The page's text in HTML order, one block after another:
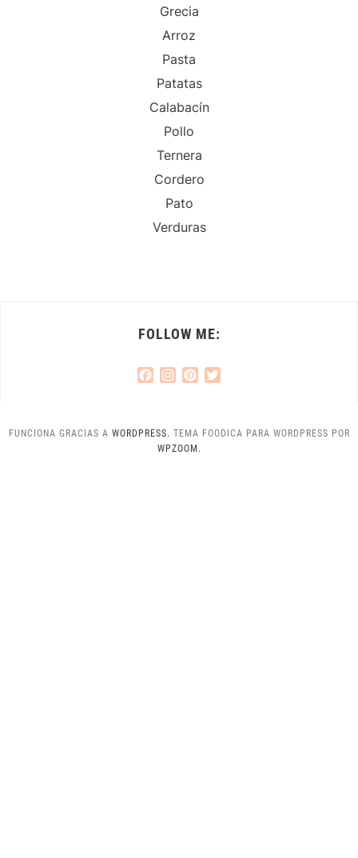
Grecia
Arroz
Pasta
Patatas
Calabacín
Pollo
Ternera
Cordero
Pato
Verduras
FOLLOW ME:
Facebook
Instagram
Pinterest
FUNCIONA GRACIAS A WORDPRESS. TEMA FOODICA PARA WORDPRESS POR
WPZOOM.